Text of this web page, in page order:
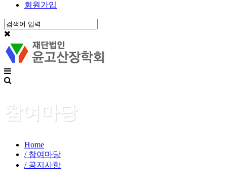
회원가입
참여마당
Home
/ 참여마당
/ 공지사항